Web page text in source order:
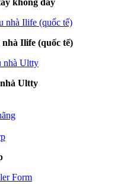
không dây
Ilife (quốc tế)
Ultty